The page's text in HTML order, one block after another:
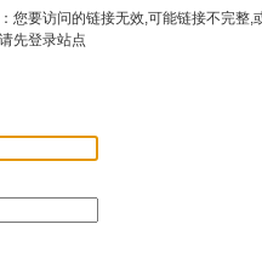
您要访问的链接无效,可能链接不完整,
先登录站点